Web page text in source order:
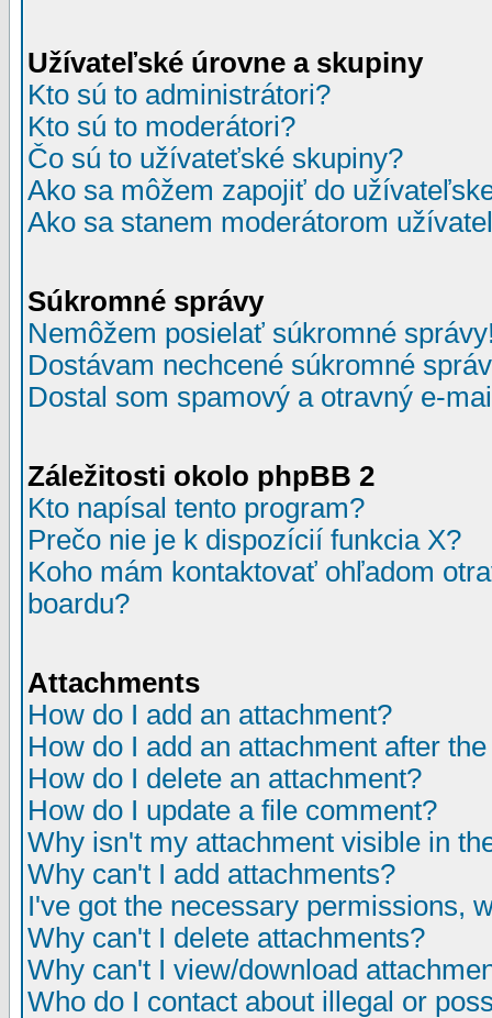
Užívateľské úrovne a skupiny
Kto sú to administrátori?
Kto sú to moderátori?
Čo sú to užívateťské skupiny?
Ako sa môžem zapojiť do
Ako sa stanem moderátorom
Súkromné správy
Nemôžem posielať súkromné
Dostávam nechcené súkromné
Dostal som spamový a otravný e-
Záležitosti okolo phpBB 2
Kto napísal tento program?
Prečo nie je k dispozícií funkcia X?
Koho mám kontaktovať ohľadom
boardu?
Attachments
How do I add an attachment?
How do I add an attachment after
How do I delete an attachment?
How do I update a file comment?
Why isn't my attachment visible in
Why can't I add attachments?
I've got the necessary permissions,
Why can't I delete attachments?
Why can't I view/download
Who do I contact about illegal or